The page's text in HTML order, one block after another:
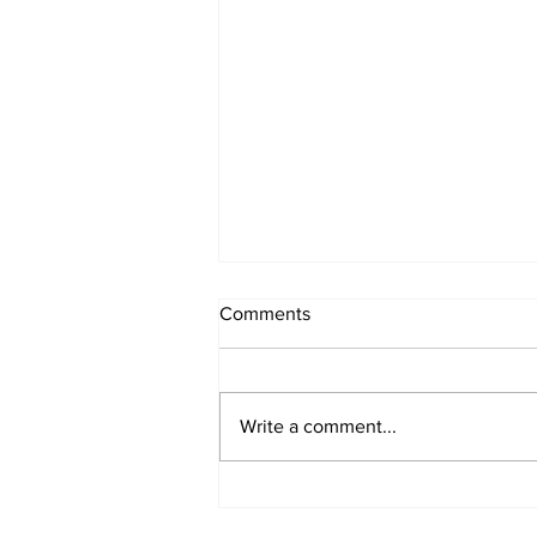
Samen zijn en doen
Comments
Write a comment...